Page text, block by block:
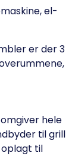
el-
er der 3
hele
til grill
til